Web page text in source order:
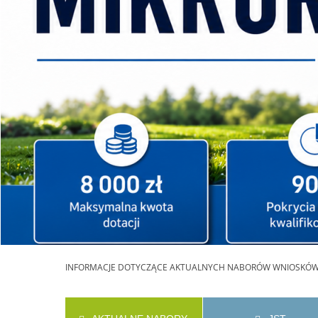
INFORMACJE DOTYCZĄCE AKTUALNYCH NABORÓW